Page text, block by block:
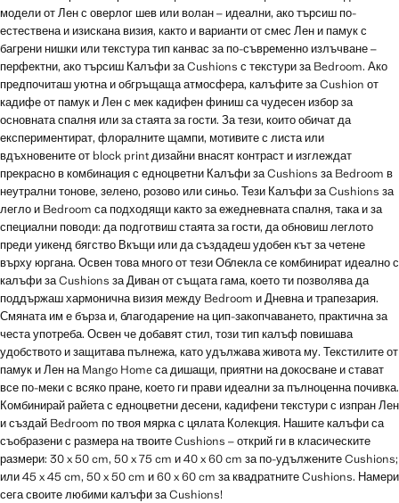
модели от Лен с оверлог шев или волан – идеални, ако търсиш по-
естествена и изискана визия, както и варианти от смес Лен и памук с
багрени нишки или текстура тип канвас за по-съвременно излъчване –
перфектни, ако търсиш Калъфи за Cushions с текстури за Bedroom. Ако
предпочиташ уютна и обгръщаща атмосфера, калъфите за Cushion от
кадифе от памук и Лен с мек кадифен финиш са чудесен избор за
основната спалня или за стаята за гости. За тези, които обичат да
експериментират, флоралните щампи, мотивите с листа или
вдъхновените от block print дизайни внасят контраст и изглеждат
прекрасно в комбинация с едноцветни Калъфи за Cushions за Bedroom в
неутрални тонове, зелено, розово или синьо. Тези Калъфи за Cushions за
легло и Bedroom са подходящи както за ежедневната спалня, така и за
специални поводи: да подготвиш стаята за гости, да обновиш леглото
преди уикенд бягство Вкъщи или да създадеш удобен кът за четене
върху юргана. Освен това много от тези Облекла се комбинират идеално с
калъфи за Cushions за Диван от същата гама, което ти позволява да
поддържаш хармонична визия между Bedroom и Дневна и трапезария.
Смяната им е бърза и, благодарение на цип-закопчаването, практична за
честа употреба. Освен че добавят стил, този тип калъф повишава
удобството и защитава пълнежа, като удължава живота му. Текстилите от
памук и Лен на Mango Home са дишащи, приятни на докосване и стават
все по-меки с всяко пране, което ги прави идеални за пълноценна почивка.
Комбинирай райета с едноцветни десени, кадифени текстури с изпран Лен
и създай Bedroom по твоя мярка с цялата Колекция. Нашите калъфи са
съобразени с размера на твоите Cushions – открий ги в класическите
размери: 30 x 50 cm, 50 x 75 cm и 40 x 60 cm за по-удължените Cushions;
или 45 x 45 cm, 50 x 50 cm и 60 x 60 cm за квадратните Cushions. Намери
сега своите любими калъфи за Cushions!